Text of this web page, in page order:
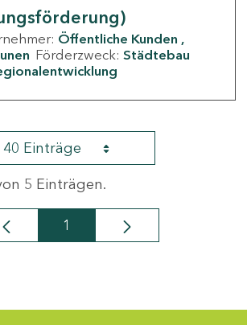
Öffentliche Kunden
Förderzweck: Städtebau
40 Einträge
5 Einträgen.
Seite
1